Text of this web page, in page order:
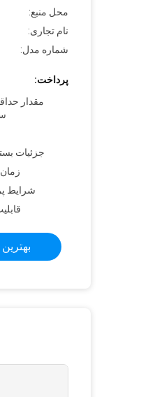
محل منبع:
نام تجاری:
شماره مدل:
پرداخت:
مقدار
جزئیات
شرایط